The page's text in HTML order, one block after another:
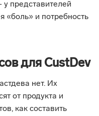
представителей
«боль» и потребность
для CustDev
нет. Их
от продукта и
как составить